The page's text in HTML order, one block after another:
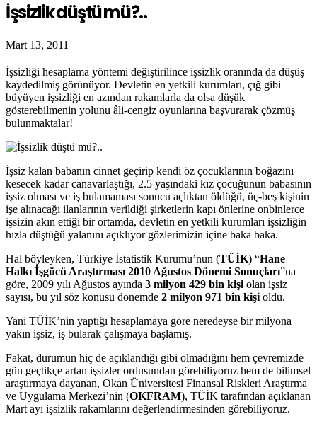
İşsizlik düştü mü?..
Mart 13, 2011
İşsizliği hesaplama yöntemi değiştirilince işsizlik oranında da düşüş
kaydedilmiş görünüyor. Devletin en yetkili kurumları, çığ gibi
büyüyen işsizliği en azından rakamlarla da olsa düşük
gösterebilmenin yolunu âli-cengiz oyunlarına başvurarak çözmüş
bulunmaktalar!
İşsiz kalan babanın cinnet geçirip kendi öz çocuklarının boğazını
kesecek kadar canavarlaştığı, 2.5 yaşındaki kız çocuğunun babasının
işsiz olması ve iş bulamaması sonucu açlıktan öldüğü, üç-beş kişinin
işe alınacağı ilanlarının verildiği şirketlerin kapı önlerine onbinlerce
işsizin akın ettiği bir ortamda, devletin en yetkili kurumları işsizliğin
hızla düştüğü yalanını açıklıyor gözlerimizin içine baka baka.
Hal böyleyken, Türkiye İstatistik Kurumu’nun (TÜİK) “Hane
Halkı İşgücü Araştırması 2010 Ağustos Dönemi Sonuçları”na
göre, 2009 yılı Ağustos ayında 3 milyon 429 bin kişi olan işsiz
sayısı, bu yıl söz konusu dönemde 2 milyon 971 bin kişi oldu.
Yani TÜİK’nin yaptığı hesaplamaya göre neredeyse bir milyona
yakın işsiz, iş bularak çalışmaya başlamış.
Fakat, durumun hiç de açıklandığı gibi olmadığını hem çevremizde
gün geçtikçe artan işsizler ordusundan görebiliyoruz hem de bilimsel
araştırmaya dayanan, Okan Üniversitesi Finansal Riskleri Araştırma
ve Uygulama Merkezi’nin (OKFRAM), TÜİK tarafından açıklanan
Mart ayı işsizlik rakamlarını değerlendirmesinden görebiliyoruz.